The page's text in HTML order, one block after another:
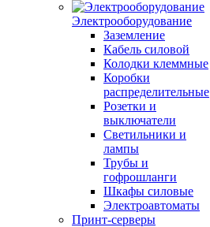
Электрооборудование
Заземление
Кабель силовой
Колодки клеммные
Коробки
распределительные
Розетки и
выключатели
Светильники и
лампы
Трубы и
гофрошланги
Шкафы силовые
Электроавтоматы
Принт-серверы